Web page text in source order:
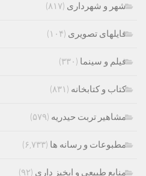
شهر و شهرداری (۸۱۷)
فایلهای تصویری (۱۰۴)
فیلم و سینما (۳۳۰)
کتاب و کتابخانه (۸۳۱)
مشاهیر تربت حیدریه (۵۷۹)
مطبوعات و رسانه ها (۶,۷۳۳)
منابع طبیعی و ابخیز داری (۹۲)